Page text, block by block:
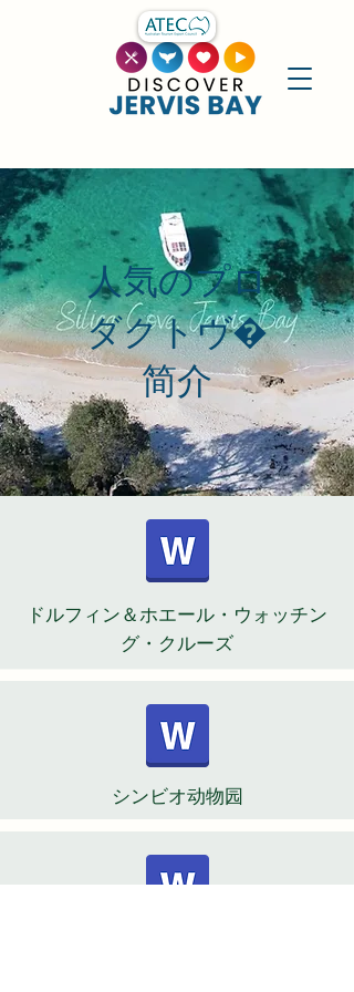
人気のプロ
ダクトヴ�
简介
ドルフィン＆ホエール・ウォッチン
グ・クルーズ
シンビオ动物园